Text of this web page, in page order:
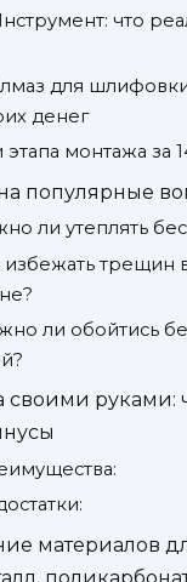
что
для
денег
этапа монтажа за
популярные
ли утеплять
избежать трещин
ли обойтись
своими руками:
материалов